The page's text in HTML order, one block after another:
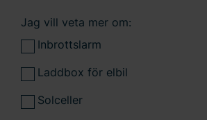
Jag vill veta mer om:
Inbrottslarm
Laddbox för elbil
Solceller